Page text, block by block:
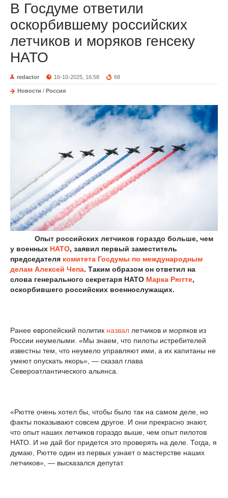
В Госдуме ответили
оскорбившему российских
летчиков и моряков генсеку
НАТО
redactor 16-10-2025, 16:58 68
Новости / Россия
Опыт российских летчиков гораздо больше, чем
у военных НАТО, заявил первый заместитель
председателя комитета Госдумы по международным
делам Алексей Чепа. Таким образом он ответил на
слова генерального секретаря НАТО Марка Рютте,
оскорбившего российских военнослужащих.
Ранее европейский политик назвал летчиков и моряков из
России неумелыми. «Мы знаем, что пилоты истребителей
известны тем, что неумело управляют ими, а их капитаны не
умеют опускать якорь», — сказал глава
Североатлантического альянса.
«Рютте очень хотел бы, чтобы было так на самом деле, но
факты показывают совсем другое. И они прекрасно знают,
что опыт наших летчиков гораздо выше, чем опыт пилотов
НАТО. И не дай бог придется это проверять на деле. Тогда, я
думаю, Рютте один из первых узнает о мастерстве наших
летчиков», — высказался депутат.